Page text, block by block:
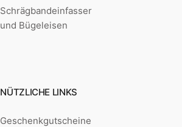
Schrägbandeinfasser
und Bügeleisen
NÜTZLICHE LINKS
Geschenkgutscheine